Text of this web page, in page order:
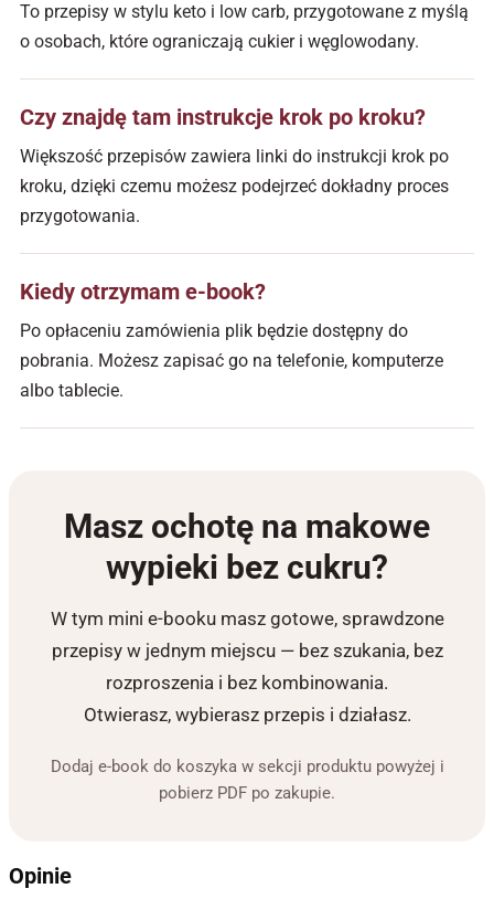
To przepisy w stylu keto i low carb, przygotowane z myślą
o osobach, które ograniczają cukier i węglowodany.
Czy znajdę tam instrukcje krok po kroku?
Większość przepisów zawiera linki do instrukcji krok po
kroku, dzięki czemu możesz podejrzeć dokładny proces
przygotowania.
Kiedy otrzymam e-book?
Po opłaceniu zamówienia plik będzie dostępny do
pobrania. Możesz zapisać go na telefonie, komputerze
albo tablecie.
Masz ochotę na makowe
wypieki bez cukru?
W tym mini e-booku masz gotowe, sprawdzone
przepisy w jednym miejscu — bez szukania, bez
rozproszenia i bez kombinowania.
Otwierasz, wybierasz przepis i działasz.
Dodaj e-book do koszyka w sekcji produktu powyżej i
pobierz PDF po zakupie.
Opinie